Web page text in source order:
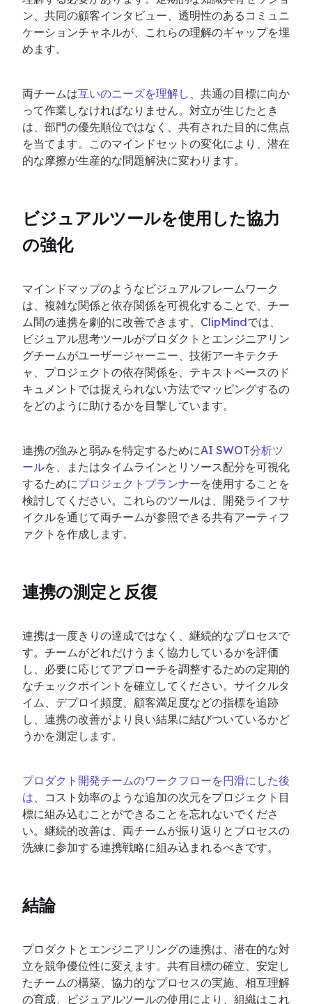
ン、共同の顧客インタビュー、透明性のあるコミュニ
ケーションチャネルが、これらの理解のギャップを埋
めます。
両チームは互いのニーズを理解し 、共通の目標に向か
って作業しなければなりません。対立が生じたとき
は、部門の優先順位ではなく、共有された目的に焦点
を当てます。このマインドセットの変化により、潜在
的な摩擦が生産的な問題解決に変わります。
ビジュアルツールを使用した協力
の強化
マインドマップのようなビジュアルフレームワーク
は、複雑な関係と依存関係を可視化することで、チー
ム間の連携を劇的に改善できます。 ClipMindでは、
ビジュアル思考ツールがプロダクトとエンジニアリン
グチームがユーザージャーニー、技術アーキテクチ
ャ、プロジェクトの依存関係を、テキストベースのド
キュメントでは捉えられない方法でマッピングするの
をどのように助けるかを目撃しています。
連携の強みと弱みを特定するためにAI SWOT分析ツ
ールを、またはタイムラインとリソース配分を可視化
するためにプロジェクトプランナーを使用することを
検討してください。これらのツールは、開発ライフサ
イクルを通じて両チームが参照できる共有アーティフ
ァクトを作成します。
連携の測定と反復
連携は一度きりの達成ではなく、継続的なプロセスで
す。チームがどれだけうまく協力しているかを評価
し、必要に応じてアプローチを調整するための定期的
なチェックポイントを確立してください。サイクルタ
イム、デプロイ頻度、顧客満足度などの指標を追跡
し、連携の改善がより良い結果に結びついているかど
うかを測定します。
プロダクト開発チームのワークフローを円滑にした後
は、コスト効率のような追加の次元をプロジェクト目
標に組み込むことができることを忘れないでくださ
い。継続的改善は、両チームが振り返りとプロセスの
洗練に参加する連携戦略に組み込まれるべきです。
結論
プロダクトとエンジニアリングの連携は、潜在的な対
立を競争優位性に変えます。共有目標の確立、安定し
たチームの構築、協力的なプロセスの実施、相互理解
の育成、ビジュアルツールの使用により、組織はこれ